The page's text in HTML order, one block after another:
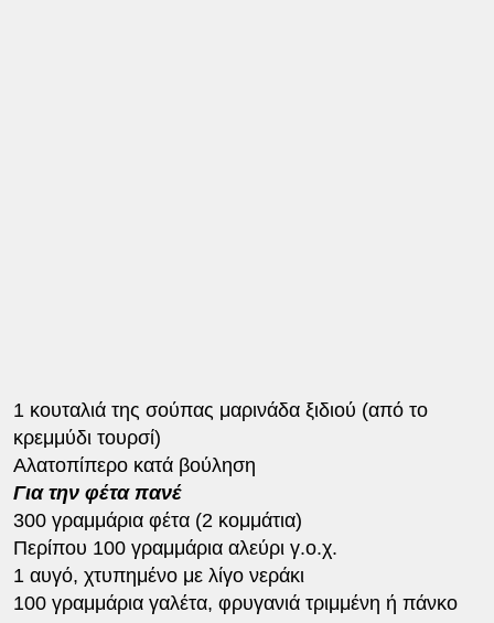
1 κουταλιά της σούπας μαρινάδα ξιδιού (από το
κρεμμύδι τουρσί)
Αλατοπίπερο κατά βούληση
Για την φέτα πανέ
300 γραμμάρια φέτα (2 κομμάτια)
Περίπου 100 γραμμάρια αλεύρι γ.ο.χ.
1 αυγό, χτυπημένο με λίγο νεράκι
100 γραμμάρια γαλέτα, φρυγανιά τριμμένη ή πάνκο